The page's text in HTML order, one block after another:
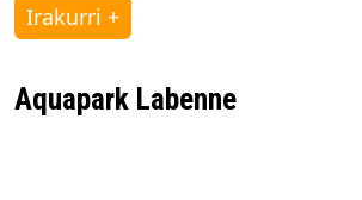
Irakurri +
Aquapark Labenne